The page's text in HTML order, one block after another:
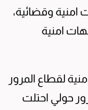
امنية وقضائية،
امنية
لقطاع المرور
حولي احتلت